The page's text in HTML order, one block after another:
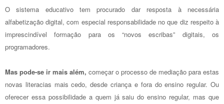
O sistema educativo tem procurado dar resposta à necessária
alfabetização digital, com especial responsabilidade no que diz respeito à
imprescindível formação para os “novos escribas” digitais, os
programadores.
Mas pode-se ir mais além, começar o processo de mediação para estas
novas literacias mais cedo, desde criança e fora do ensino regular. Ou
oferecer essa possibilidade a quem já saiu do ensino regular, mas que